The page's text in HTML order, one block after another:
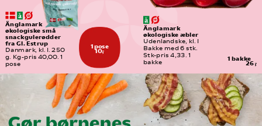
1 pose
10,-
Änglamark
økologiske små
snackgulerødder
fra Gl. Estrup
Danmark, kl. I. 250
g. Kg-pris 40,00. 1
pose
1 bakke
26,-
Änglamark
økologiske æbler
Udenlandske, kl. I
Bakke med 6 stk.
Stk-pris 4,33. 1
bakke